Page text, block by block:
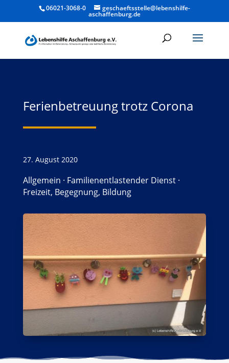
06021-3068-0 geschaeftsstelle@lebenshilfe-
aschaffenburg.de
Ferienbetreuung trotz Corona
27. August 2020
Allgemein · Familienentlastender Dienst·
Freizeit, Begegnung, Bildung